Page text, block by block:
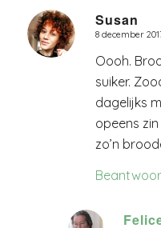
Susan
zegt:
8 december
Oooh.
suiker.
dagelijks
opeens
zo’n